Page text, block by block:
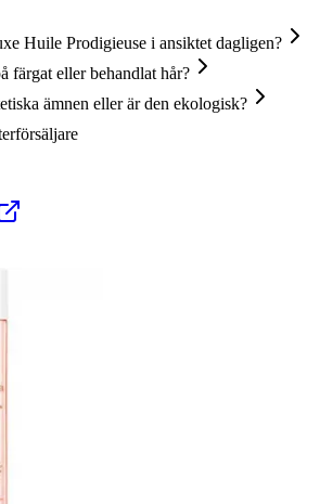
Huile Prodigieuse i ansiktet dagligen?
färgat eller behandlat hår?
ämnen eller är den ekologisk?